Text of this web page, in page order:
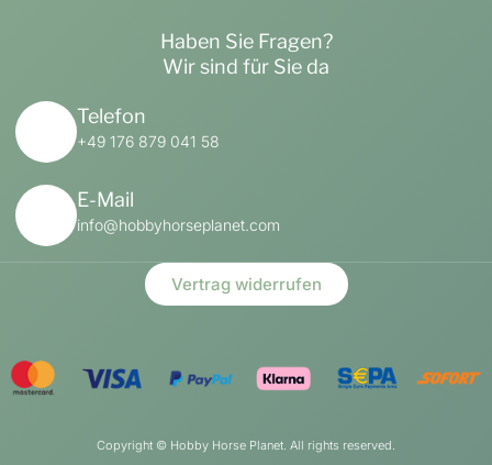
Haben Sie Fragen?
Wir sind für Sie da
Telefon
+49 176 879 041 58
E-Mail
info@hobbyhorseplanet.com
Vertrag widerrufen
Copyright © Hobby Horse Planet. All rights reserved.